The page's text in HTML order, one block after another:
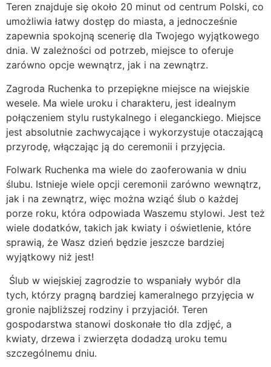
Teren znajduje się około 20 minut od centrum Polski, co
umożliwia łatwy dostęp do miasta, a jednocześnie
zapewnia spokojną scenerię dla Twojego wyjątkowego
dnia. W zależności od potrzeb, miejsce to oferuje
zarówno opcje wewnątrz, jak i na zewnątrz.
Zagroda Ruchenka to przepiękne miejsce na wiejskie
wesele. Ma wiele uroku i charakteru, jest idealnym
połączeniem stylu rustykalnego i eleganckiego. Miejsce
jest absolutnie zachwycające i wykorzystuje otaczającą
przyrodę, włączając ją do ceremonii i przyjęcia.
Folwark Ruchenka ma wiele do zaoferowania w dniu
ślubu. Istnieje wiele opcji ceremonii zarówno wewnątrz,
jak i na zewnątrz, więc można wziąć ślub o każdej
porze roku, która odpowiada Waszemu stylowi. Jest też
wiele dodatków, takich jak kwiaty i oświetlenie, które
sprawią, że Wasz dzień będzie jeszcze bardziej
wyjątkowy niż jest!
Ślub w wiejskiej zagrodzie to wspaniały wybór dla
tych, którzy pragną bardziej kameralnego przyjęcia w
gronie najbliższej rodziny i przyjaciół. Teren
gospodarstwa stanowi doskonałe tło dla zdjęć, a
kwiaty, drzewa i zwierzęta dodadzą uroku temu
szczególnemu dniu.